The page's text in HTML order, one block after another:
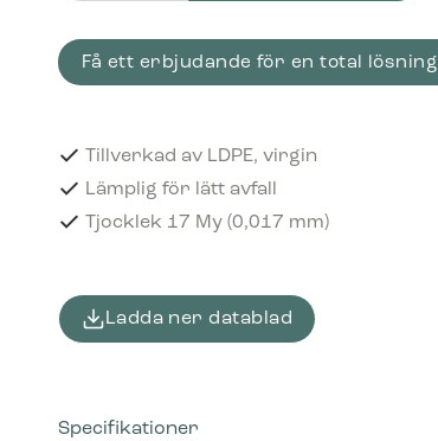
Få ett erbjudande för en total lösning
Tillverkad av LDPE, virgin
Lämplig för lätt avfall
Tjocklek 17 My (0,017 mm)
Ladda ner datablad
Specifikationer